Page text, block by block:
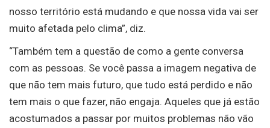
nosso território está mudando e que nossa vida vai ser
muito afetada pelo clima”, diz.
“Também tem a questão de como a gente conversa
com as pessoas. Se você passa a imagem negativa de
que não tem mais futuro, que tudo está perdido e não
tem mais o que fazer, não engaja. Aqueles que já estão
acostumados a passar por muitos problemas não vão